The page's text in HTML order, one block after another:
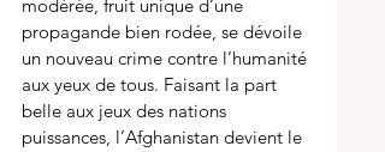
modérée, fruit unique d’une
propagande bien rodée, se dévoile
un nouveau crime contre l’humanité
aux yeux de tous. Faisant la part
belle aux jeux des nations
puissances, l’Afghanistan devient le